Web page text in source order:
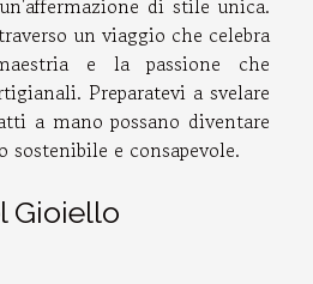
di stile unica.
un viaggio che celebra
e la passione che
Preparatevi a svelare
a mano possano diventare
sostenibile e consapevole.
Gioiello